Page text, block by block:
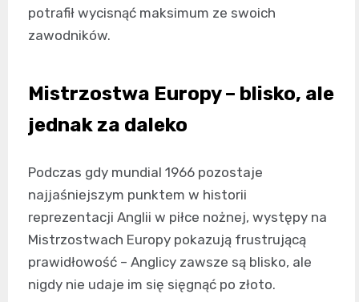
potrafił wycisnąć maksimum ze swoich
zawodników.
Mistrzostwa Europy – blisko, ale
jednak za daleko
Podczas gdy mundial 1966 pozostaje
najjaśniejszym punktem w historii
reprezentacji Anglii w piłce nożnej, występy na
Mistrzostwach Europy pokazują frustrującą
prawidłowość – Anglicy zawsze są blisko, ale
nigdy nie udaje im się sięgnąć po złoto.